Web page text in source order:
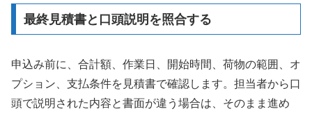
最終見積書と口頭説明を照合する
申込み前に、合計額、作業日、開始時間、荷物の範囲、オ
プション、支払条件を見積書で確認します。担当者から口
頭で説明された内容と書面が違う場合は、そのまま進め